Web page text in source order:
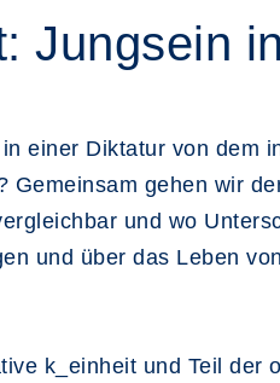
Jungsein
einer Diktatur von dem
Gemeinsam gehen wir
und wo
und über das Leben
k_einheit und Teil